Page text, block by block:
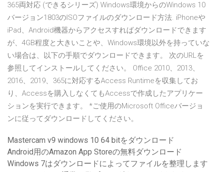
365両対応 (できるシリーズ) Windows環境からのWindows 10
バージョン1803のISOファイルのダウンロード方法. iPhoneや
iPad、Android機器からアクセスすればダウンロードできます
が、4GB程度と大きいことや、Windows環境以外を持っていな
い場合は、以下の手順でダウンロードできます。 次のURLを
参照してインストールしてください。 Office 2010、2013、
2016、2019、365に対応するAccess Runtimeを収集してお
り、Accessを購入しなくてもAccessで作成したアプリケー
ションを実行できます。 *ご使用のMicrosoft Officeバージョ
ンに従ってダウンロードしてください。
Mastercam v9 windows 10 64 bitをダウンロード
Android用のAmazon App Storeの無料ダウンロード
Windows 7はダウンロードによってファイルを整理します